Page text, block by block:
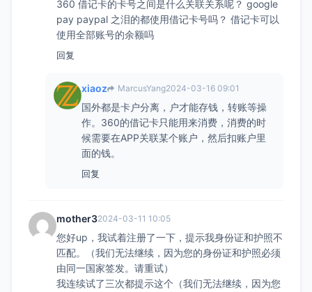
360 借记卡的卡号之间是什么关联关系呢？ google
pay paypal 之泪的都使用借记卡号吗？ 借记卡可以
使用全部账号的余额吗
回复
xiaoz MarcusYang2024-03-16 09:01
国外都是卡户分离，户才能存钱，转账等操
作。360的借记卡只能用来消费，消费的时
候需要在APP关联某个账户，然后扣账户里
面的钱。
回复
mother32024-03-11 10:05
您好up，我试着注册了一下，提示我身份证和护照不
匹配。（我们无法继续，因为您的身份证和护照必须
由同一国家签发。请重试）
我连续试了三次都提示这个（我们无法继续，因为您